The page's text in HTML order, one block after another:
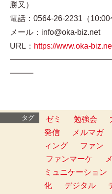
勝又）
電話：0564-26-2231（10:00
メール：info@oka-biz.net
URL： https://www.oka-
━━━
タグ ゼミ 勉強会
発信
メルマガ
ィング
ファン
ファンマーケ
ミュニケーション
化
デジタル